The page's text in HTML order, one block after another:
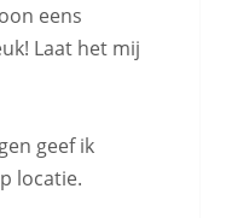
eens
Laat het mij
geef ik
locatie.